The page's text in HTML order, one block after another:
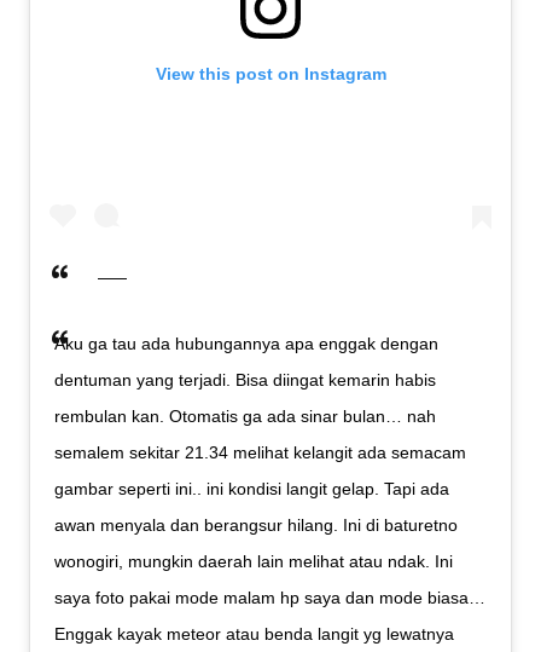
View this post on Instagram
Aku ga tau ada hubungannya apa enggak dengan
dentuman yang terjadi. Bisa diingat kemarin habis
rembulan kan. Otomatis ga ada sinar bulan… nah
semalem sekitar 21.34 melihat kelangit ada semacam
gambar seperti ini.. ini kondisi langit gelap. Tapi ada
awan menyala dan berangsur hilang. Ini di baturetno
wonogiri, mungkin daerah lain melihat atau ndak. Ini
saya foto pakai mode malam hp saya dan mode biasa…
Enggak kayak meteor atau benda langit yg lewatnya